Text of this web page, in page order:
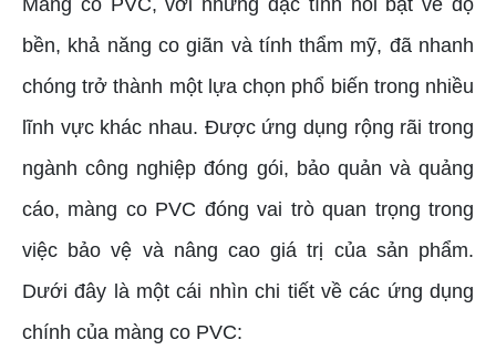
bền, khả năng co giãn và tính thẩm mỹ, đã nhanh
chóng trở thành một lựa chọn phổ biến trong nhiều
lĩnh vực khác nhau. Được ứng dụng rộng rãi trong
ngành công nghiệp đóng gói, bảo quản và quảng
cáo, màng co PVC đóng vai trò quan trọng trong
việc bảo vệ và nâng cao giá trị của sản phẩm.
Dưới đây là một cái nhìn chi tiết về các ứng dụng
chính của màng co PVC: